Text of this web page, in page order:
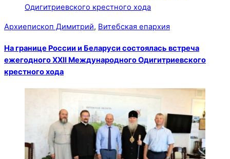
Архиепископ Димитрий, Витебская епархия
На границе России и Беларуси состоялась встреча
ежегодного XXII Международного Одигитриевского
крестного хода